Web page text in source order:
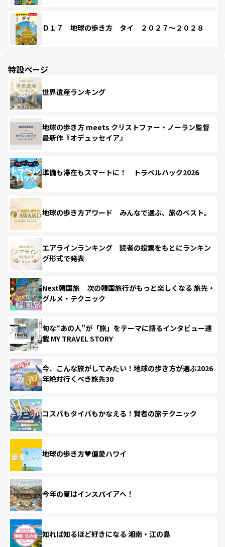
Ｄ１７ 地球の歩き方 タイ ２０２７～２０２８
特設ページ
世界遺産ランキング
地球の歩き方 meets クリストファー・ノーラン監督
最新作『オデュッセイア』
準備も滞在もスマートに！ トラベルハック2026
地球の歩き方アワード みんなで選ぶ、旅のベスト。
エアラインランキング 読者の投票をもとにランキン
グ形式で発表
Next韓国旅 次の韓国旅行がもっと楽しくなる 旅先・
グルメ・テクニック
旬な“あの人”が「旅」をテーマに語るインタビュー連
載 MY TRAVEL STORY
今、こんな旅がしてみたい！地球の歩き方が選ぶ2026
年絶対行くべき旅先30
コスパもタイパもかなえる！賢者の旅テクニック
地球の歩き方♥偏愛ハワイ
今年の夏はインスパイアへ！
知れば知るほど好きになる 湘南・江の島